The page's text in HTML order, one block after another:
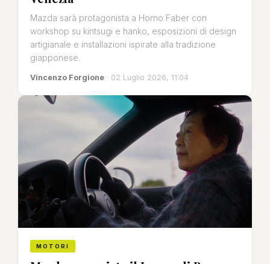
Mazda sarà protagonista a Homo Faber con
workshop su kintsugi e hanko, esposizioni di design
artigianale e installazioni ispirate alla tradizione
giapponese.
Vincenzo Forgione · 02 Luglio 2026, 11:04
MOTORI